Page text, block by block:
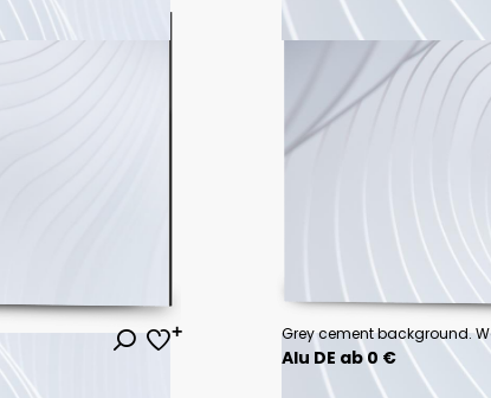
Grey cement background.
Alu DE ab 0 €